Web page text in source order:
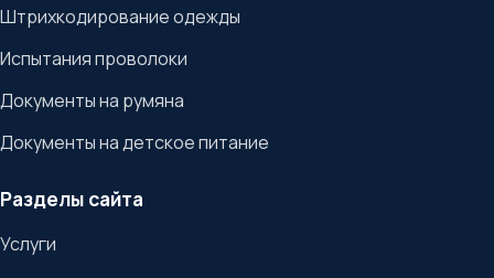
Штрихкодирование одежды
Испытания проволоки
Документы на румяна
Документы на детское питание
Разделы сайта
Услуги